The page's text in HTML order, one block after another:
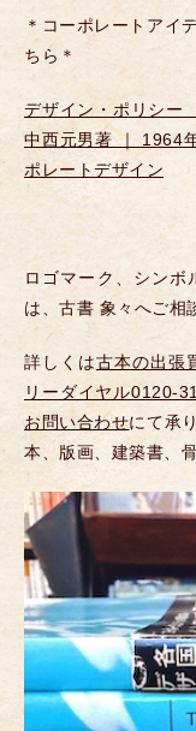
＊コーポレートアイ
ちら＊
デザイン・ポリシー
中西元男著 ｜ 1964
ポレートデザイン
ロゴマーク、シンボ
は、古書 象々へご相
詳しくは古本の出張
リーダイヤル0120-
お問い合わせにて承
本、版画、建築書、